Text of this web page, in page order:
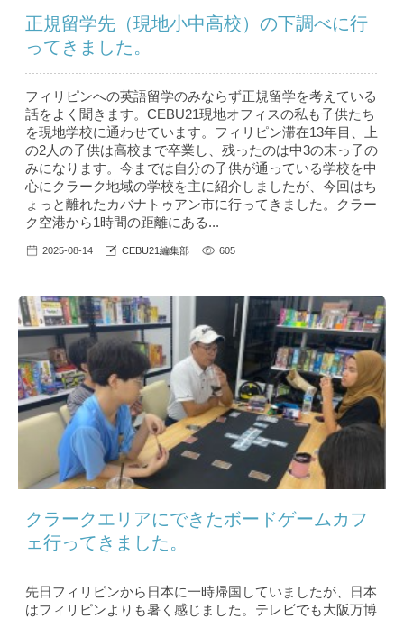
正規留学先（現地小中高校）の下調べに行
ってきました。
フィリピンへの英語留学のみならず正規留学を考えている
話をよく聞きます。CEBU21現地オフィスの私も子供たち
を現地学校に通わせています。フィリピン滞在13年目、上
の2人の子供は高校まで卒業し、残ったのは中3の末っ子の
みになります。今までは自分の子供が通っている学校を中
心にクラーク地域の学校を主に紹介しましたが、今回はち
ょっと離れたカバナトゥアン市に行ってきました。クラー
ク空港から1時間の距離にある...
2025-08-14 CEBU21編集部 605
クラークエリアにできたボードゲームカフ
ェ行ってきました。
先日フィリピンから日本に一時帰国していましたが、日本
はフィリピンよりも暑く感じました。テレビでも大阪万博